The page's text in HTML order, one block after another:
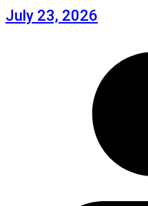
July 23, 2026